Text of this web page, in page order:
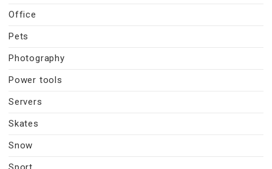
Office
Pets
Photography
Power tools
Servers
Skates
Snow